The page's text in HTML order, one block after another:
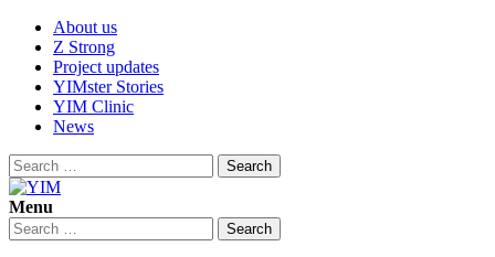
Skip
content
About us
Z Strong
Project updates
YIMster Stories
YIM Clinic
News
Search
for:
YIM
Youth Innovation Marketplace
Menu
Search
for: